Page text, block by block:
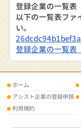
登録企業の一覧表
以下の一覧表ファ
い。
登録企業の一覧表
ホーム
アシスト企業の登録申請
利用規約